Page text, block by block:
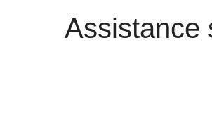
Assistance